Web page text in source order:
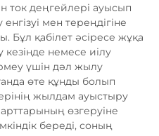
ток деңгейлері ауысып
мен тереңдігіне
Бұл қабілет әсіресе жұқа
немесе иілу
үшін дәл жылу
өте құнды болып
жылдам ауыстыру
өзгеруіне
береді, соның